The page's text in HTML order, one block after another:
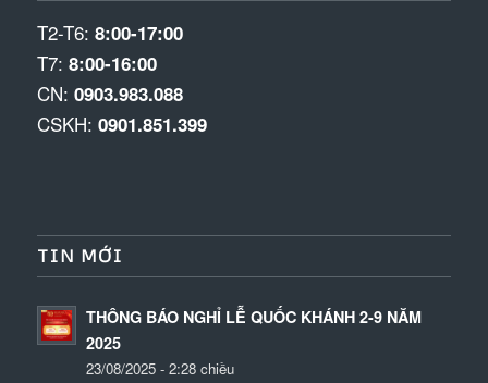
T2-T6: 8:00-17:00
T7: 8:00-16:00
CN: 0903.983.088
CSKH: 0901.851.399
TIN MỚI
THÔNG BÁO NGHỈ LỄ QUỐC KHÁNH 2-9 NĂM
2025
23/08/2025 - 2:28 chiều